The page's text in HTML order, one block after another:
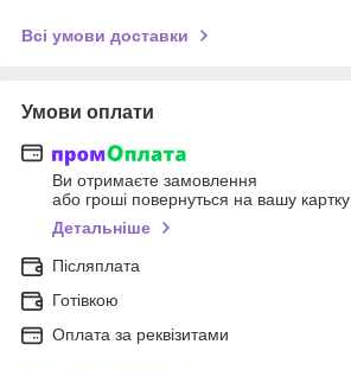
Всі умови доставки
Умови оплати
Ви отримаєте замовлення
або гроші повернуться на вашу картку
Детальніше
Післяплата
Готівкою
Оплата за реквізитами